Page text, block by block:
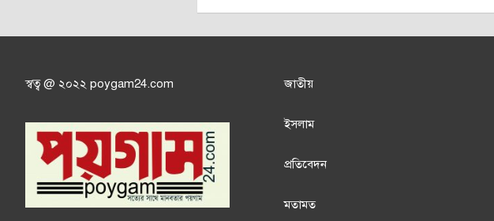
স্বত্ব @ ২০২২ poygam24.com জাতীয়
ইসলাম
প্রতিবেদন
মতামত